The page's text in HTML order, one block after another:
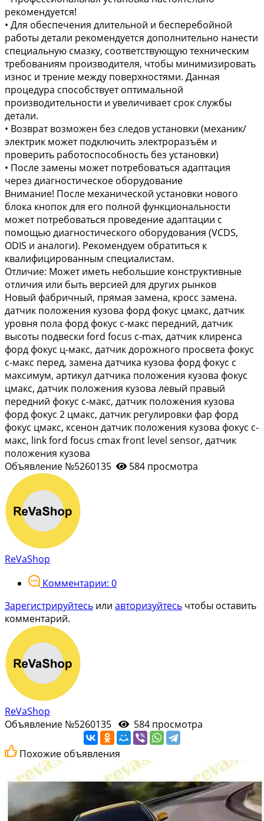
рекомендуется!
• Для обеспечения длительной и бесперебойной
работы детали рекомендуется дополнительно нанести
специальную смазку, соответствующую техническим
требованиям производителя, чтобы минимизировать
износ и трение между поверхностями. Данная
процедура способствует оптимальной
производительности и увеличивает срок службы
детали.
• Возврат возможен без следов установки (механик/
электрик может подключить электроразъём и
проверить работоспособность без установки)
• После замены может потребоваться адаптация
через диагностическое оборудование
Внимание! После механической установки нового
блока кнопок для его полной функциональности
может потребоваться проведение адаптации с
помощью диагностического оборудования (VCDS,
ODIS и аналоги). Рекомендуем обратиться к
квалифицированным специалистам.
Отличие: Может иметь небольшие конструктивные
отличия или быть версией для других рынков
Новый фабричный, прямая замена, кросс замена.
датчик положения кузова форд фокус цмакс, датчик
уровня пола форд фокус с-макс передний, датчик
высоты подвески ford focus c-max, датчик клиренса
форд фокус ц-макс, датчик дорожного просвета фокус
с-макс перед, замена датчика кузова форд фокус с
максимум, артикул датчика положения кузова фокус
цмакс, датчик положения кузова левый правый
передний фокус с-макс, датчик положения кузова
форд фокус 2 цмакс, датчик регулировки фар форд
фокус цмакс, ксенон датчик положения кузова фокус с-
макс, link ford focus cmax front level sensor, датчик
положения кузова
Объявление №5260135
584 просмотра
ReVaShop
Комментарии: 0
Зарегистрируйтесь или авторизуйтесь чтобы оставить
комментарий.
ReVaShop
Объявление №5260135
584 просмотра
Похожие объявления